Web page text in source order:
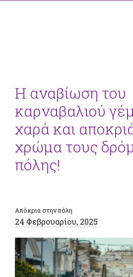
Η αναβίωση του
καρναβαλιού
χαρά και
χρώμα τους
πόλης!
Απόκρια στην πόλη
24 Φεβρουαρίου, 2025